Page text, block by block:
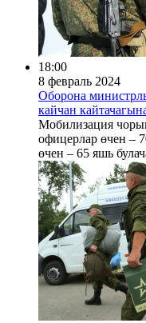
18:00
8 февраль 2024
Оборона
кайчан
Мобилизация
офицерлар өчен –
өчен – 65 яшь